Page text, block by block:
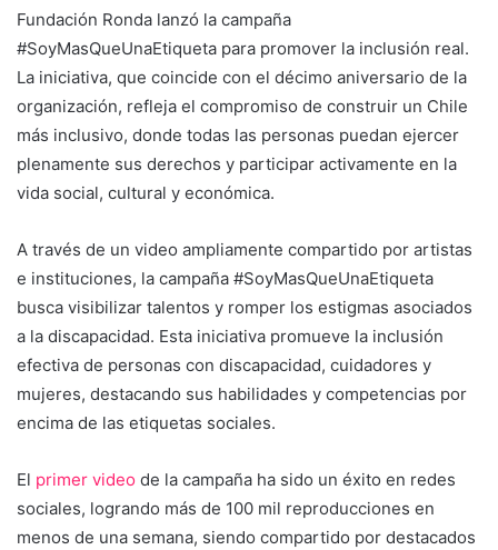
Fundación Ronda lanzó la campaña
#SoyMasQueUnaEtiqueta para promover la inclusión real.
La iniciativa, que coincide con el décimo aniversario de la
organización, refleja el compromiso de construir un Chile
más inclusivo, donde todas las personas puedan ejercer
plenamente sus derechos y participar activamente en la
vida social, cultural y económica.
A través de un video ampliamente compartido por artistas
e instituciones, la campaña #SoyMasQueUnaEtiqueta
busca visibilizar talentos y romper los estigmas asociados
a la discapacidad. Esta iniciativa promueve la inclusión
efectiva de personas con discapacidad, cuidadores y
mujeres, destacando sus habilidades y competencias por
encima de las etiquetas sociales.
El primer video de la campaña ha sido un éxito en redes
sociales, logrando más de 100 mil reproducciones en
menos de una semana, siendo compartido por destacados